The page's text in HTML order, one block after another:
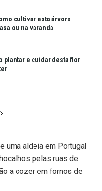
cultivar esta árvore
ou na varanda
plantar e cuidar desta flor
uma aldeia em Portugal
pelas ruas de
a cozer em fornos de